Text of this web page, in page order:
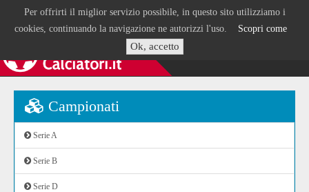
Per offrirti il miglior servizio possibile, in questo sito utilizziamo i
cookies, continuando la navigazione ne autorizzi l'uso. Scopri come
Ok, accetto
Campionati
Serie A
Serie B
Serie D